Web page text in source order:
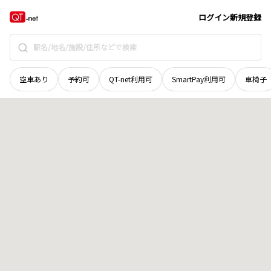
ログイン新規登録
空車あり 予約可 QT-net利用可 SmartPay利用可 車椅子
北海道